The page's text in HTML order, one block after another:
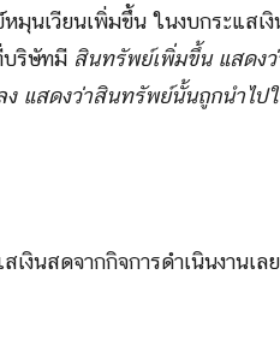
นเวียนเพิ่มขึ้น ในงบกระแสเงิ
บริษัทมี สินทรัพย์เพิ่มขึ้น แสดง
แสดงว่าสินทรัพย์นั้นถูกนำไป
งินสดจากกิจการดำเนินงานเ